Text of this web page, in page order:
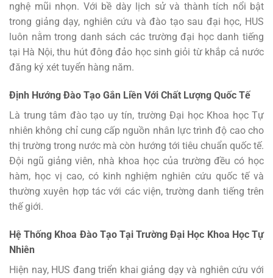
nghệ mũi nhọn. Với bề dày lịch sử và thành tích nổi bật
trong giảng dạy, nghiên cứu và đào tạo sau đại học, HUS
luôn nằm trong danh sách các trường đại học danh tiếng
tại Hà Nội, thu hút đông đảo học sinh giỏi từ khắp cả nước
đăng ký xét tuyển hàng năm.
Định Hướng Đào Tạo Gắn Liền Với Chất Lượng Quốc Tế
Là trung tâm đào tạo uy tín, trường Đại học Khoa học Tự
nhiên không chỉ cung cấp nguồn nhân lực trình độ cao cho
thị trường trong nước mà còn hướng tới tiêu chuẩn quốc tế.
Đội ngũ giảng viên, nhà khoa học của trường đều có học
hàm, học vị cao, có kinh nghiệm nghiên cứu quốc tế và
thường xuyên hợp tác với các viện, trường danh tiếng trên
thế giới.
Hệ Thống Khoa Đào Tạo Tại Trường Đại Học Khoa Học Tự
Nhiên
Hiện nay, HUS đang triển khai giảng dạy và nghiên cứu với